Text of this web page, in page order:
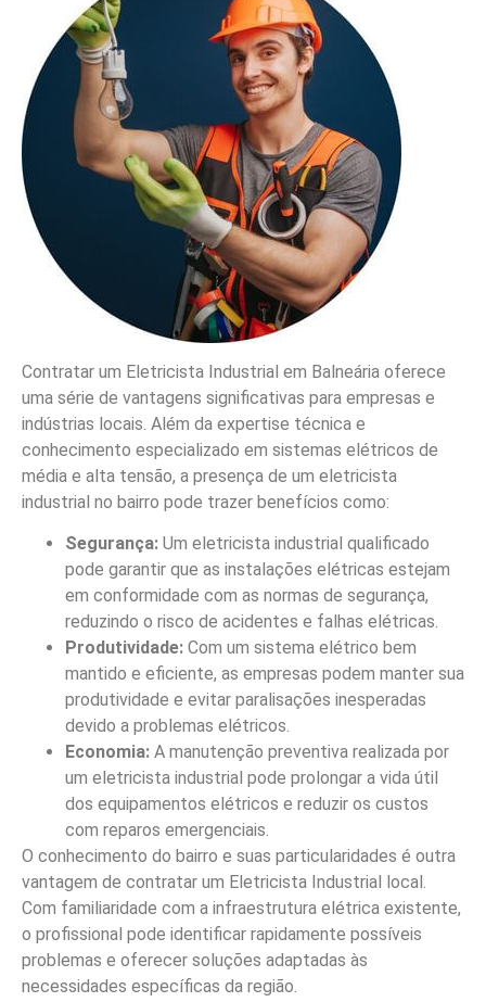
Contratar um Eletricista Industrial em Balneária oferece
uma série de vantagens significativas para empresas e
indústrias locais. Além da expertise técnica e
conhecimento especializado em sistemas elétricos de
média e alta tensão, a presença de um eletricista
industrial no bairro pode trazer benefícios como:
Segurança: Um eletricista industrial qualificado
pode garantir que as instalações elétricas estejam
em conformidade com as normas de segurança,
reduzindo o risco de acidentes e falhas elétricas.
Produtividade: Com um sistema elétrico bem
mantido e eficiente, as empresas podem manter sua
produtividade e evitar paralisações inesperadas
devido a problemas elétricos.
Economia: A manutenção preventiva realizada por
um eletricista industrial pode prolongar a vida útil
dos equipamentos elétricos e reduzir os custos
com reparos emergenciais.
O conhecimento do bairro e suas particularidades é outra
vantagem de contratar um Eletricista Industrial local.
Com familiaridade com a infraestrutura elétrica existente,
o profissional pode identificar rapidamente possíveis
problemas e oferecer soluções adaptadas às
necessidades específicas da região.